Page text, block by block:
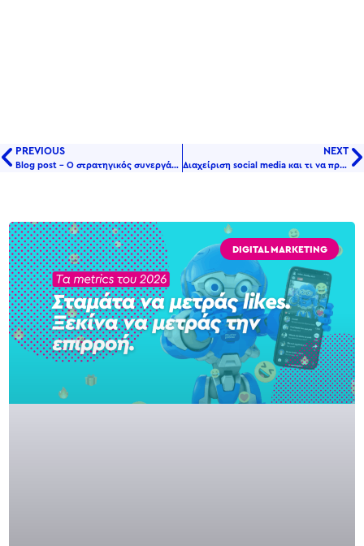
PREVIOUS
Blog post – O στρατηγικός συνεργάτης της επιτυχίας σας
NEXT
Διαχείριση social media και τι να προσέξετε!
DIGITAL MARKETING